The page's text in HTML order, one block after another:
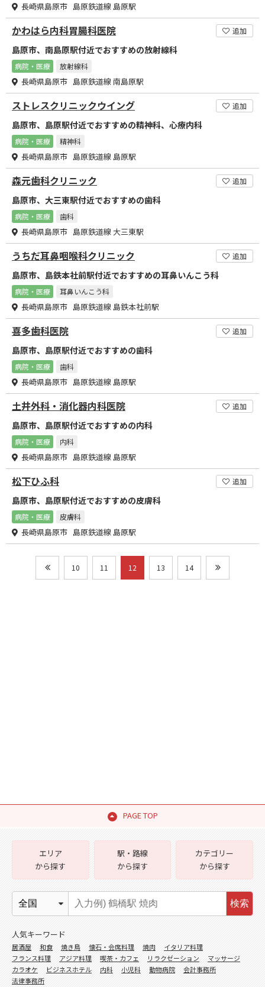
長崎県島原市 島原鉄道線 島原駅
かわはら内科胃腸科医院 追加
島原市、南島原駅付近でおすすめの放射線科
病院・医療 放射線科
長崎県島原市 島原鉄道線 南島原駅
ストレスクリニックウイング 追加
島原市、島原駅付近でおすすめの精神科、心療内科
病院・医療 精神科
長崎県島原市 島原鉄道線 島原駅
森元歯科クリニック 追加
島原市、大三東駅付近でおすすめの歯科
病院・医療 歯科
長崎県島原市 島原鉄道線 大三東駅
うちだ耳鼻咽喉科クリニック 追加
島原市、島鉄本社前駅付近でおすすめの耳鼻いんこう科
病院・医療 耳鼻いんこう科
長崎県島原市 島原鉄道線 島鉄本社前駅
喜多歯科医院 追加
島原市、島原駅付近でおすすめの歯科
病院・医療 歯科
長崎県島原市 島原鉄道線 島原駅
土井外科・消化器内科医院 追加
島原市、島原駅付近でおすすめの内科
病院・医療 内科
長崎県島原市 島原鉄道線 島原駅
松下ひふ科 追加
島原市、島原駅付近でおすすめの皮膚科
病院・医療 皮膚科
長崎県島原市 島原鉄道線 島原駅
10 11 12 13 14
PAGE TOP
エリア
から探す
駅・路線
から探す
カテゴリー
から探す
検索
人気キーワード
居酒屋 和食 焼き鳥 懐石・会席料理 焼肉
イタリア料理
フランス料理
アジア料理 喫茶・カフェ リラクゼーション
マッサージ
カラオケ
ビジネスホテル 内科 小児科 動物病院
会計事務所
法律事務所